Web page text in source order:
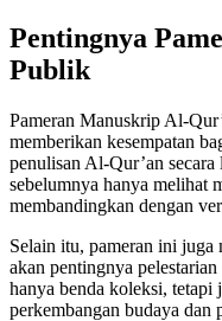
Pentingnya
Publik
Pameran Manuskrip Al-
memberikan kesempatan
penulisan Al-Qur’an
sebelumnya hanya melihat
membandingkan dengan
Selain itu, pameran ini juga
akan pentingnya
hanya benda koleksi, tetapi
perkembangan budaya dan